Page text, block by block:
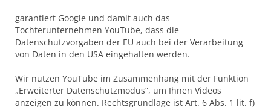
garantiert Google und damit auch das
Tochterunternehmen YouTube, dass die
Datenschutzvorgaben der EU auch bei der Verarbeitung
von Daten in den USA eingehalten werden.
Wir nutzen YouTube im Zusammenhang mit der Funktion
„Erweiterter Datenschutzmodus“, um Ihnen Videos
anzeigen zu können. Rechtsgrundlage ist Art. 6 Abs. 1 lit. f)